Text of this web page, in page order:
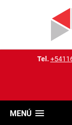
Tel.
MENÚ